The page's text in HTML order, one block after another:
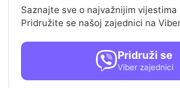
Saznajte sve o najvažnijim vijestima
Pridružite se našoj zajednici na
Pridruži se
Viber zajednici